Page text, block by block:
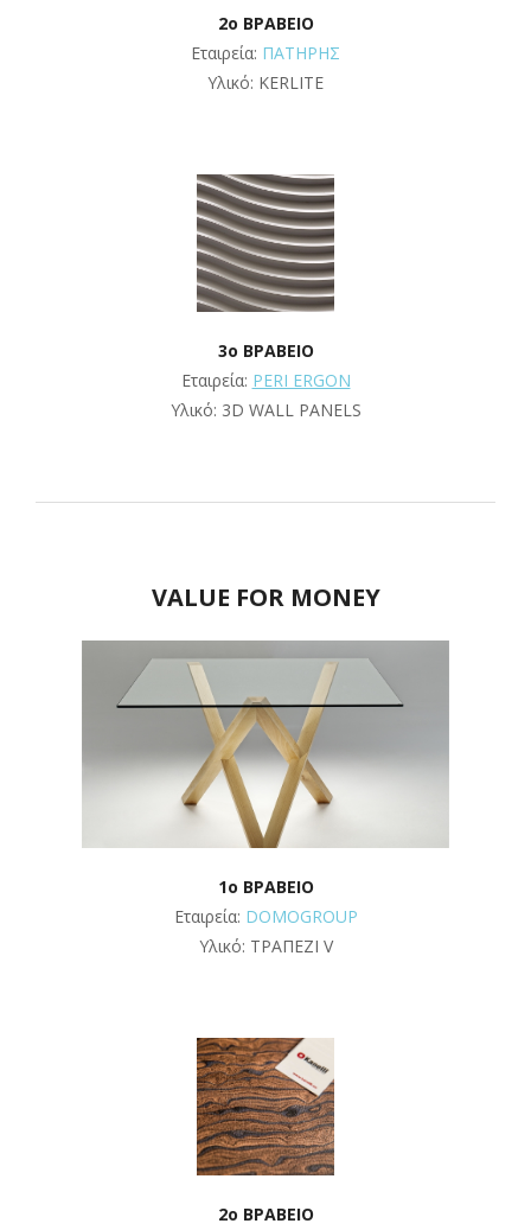
2ο ΒΡΑΒΕΙΟ
Εταιρεία: ΠΑΤΗΡΗΣ
Υλικό: KERLITE
3o ΒΡΑΒΕΙΟ
Εταιρεία: PERI ERGON
Υλικό: 3D WALL PANELS
VALUE FOR MONEY
1o ΒΡΑΒΕΙΟ
Εταιρεία: DOMOGROUP
Υλικό: ΤΡΑΠΕΖΙ V
2ο ΒΡΑΒΕΙΟ